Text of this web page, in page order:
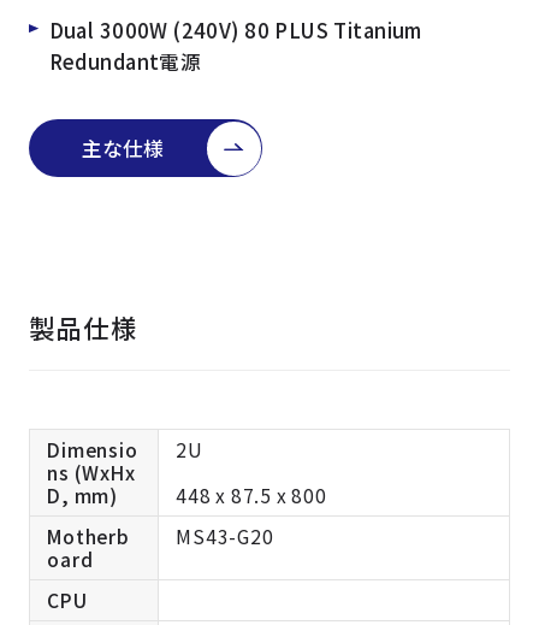
Dual 3000W (240V) 80 PLUS Titanium
Redundant電源
主な仕様
製品仕様
Dimensio
ns (WxHx
D, mm)
2U
448 x 87.5 x 800
Motherb
oard
MS43-G20
CPU